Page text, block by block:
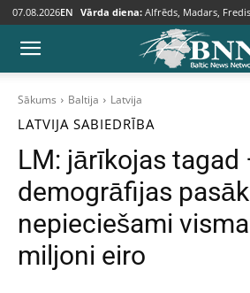
07.08.2026EN Vārda diena: Alfrēds, Madars, Fredis
Sākums Baltija Latvija
LATVIJA SABIEDRĪBA
LM: jārīkojas tagad
demogrāfijas
nepieciešami
miljoni eiro